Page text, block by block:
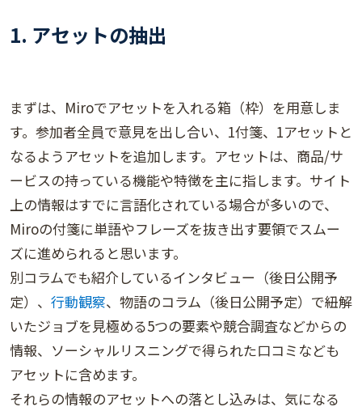
1. アセットの抽出
まずは、Miroでアセットを入れる箱（枠）を用意しま
す。参加者全員で意見を出し合い、1付箋、1アセットと
なるようアセットを追加します。アセットは、商品/サ
ービスの持っている機能や特徴を主に指します。サイト
上の情報はすでに言語化されている場合が多いので、
Miroの付箋に単語やフレーズを抜き出す要領でスムー
ズに進められると思います。
別コラムでも紹介しているインタビュー（後日公開予
定）、 行動観察、物語のコラム（後日公開予定）で紐解
いたジョブを見極める5つの要素や競合調査などからの
情報、ソーシャルリスニングで得られた口コミなども
アセットに含めます。
それらの情報のアセットへの落とし込みは、気になる